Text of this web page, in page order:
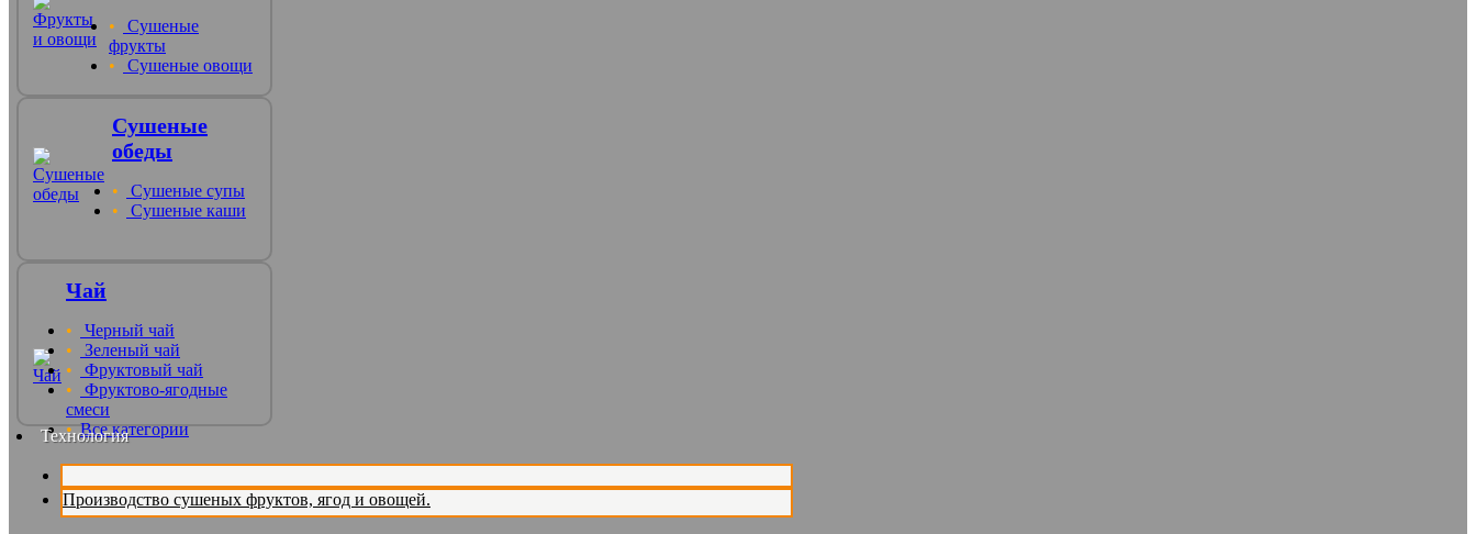
Сушеные
фрукты
Сушеные овощи
Сушеные
обеды
Сушеные супы
Сушеные каши
Чай
Черный чай
Зеленый чай
Фруктовый чай
Фруктово-ягодные
смеси
Все категории
Технология
Производство сушеных фруктов, ягод и овощей.